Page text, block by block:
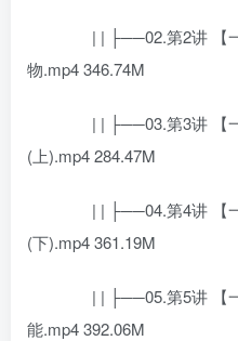
| | ├──02.第2讲 【一
物.mp4 346.74M
| | ├──03.第3讲 【一
(上).mp4 284.47M
| | ├──04.第4讲 【一
(下).mp4 361.19M
| | ├──05.第5讲 【一
能.mp4 392.06M